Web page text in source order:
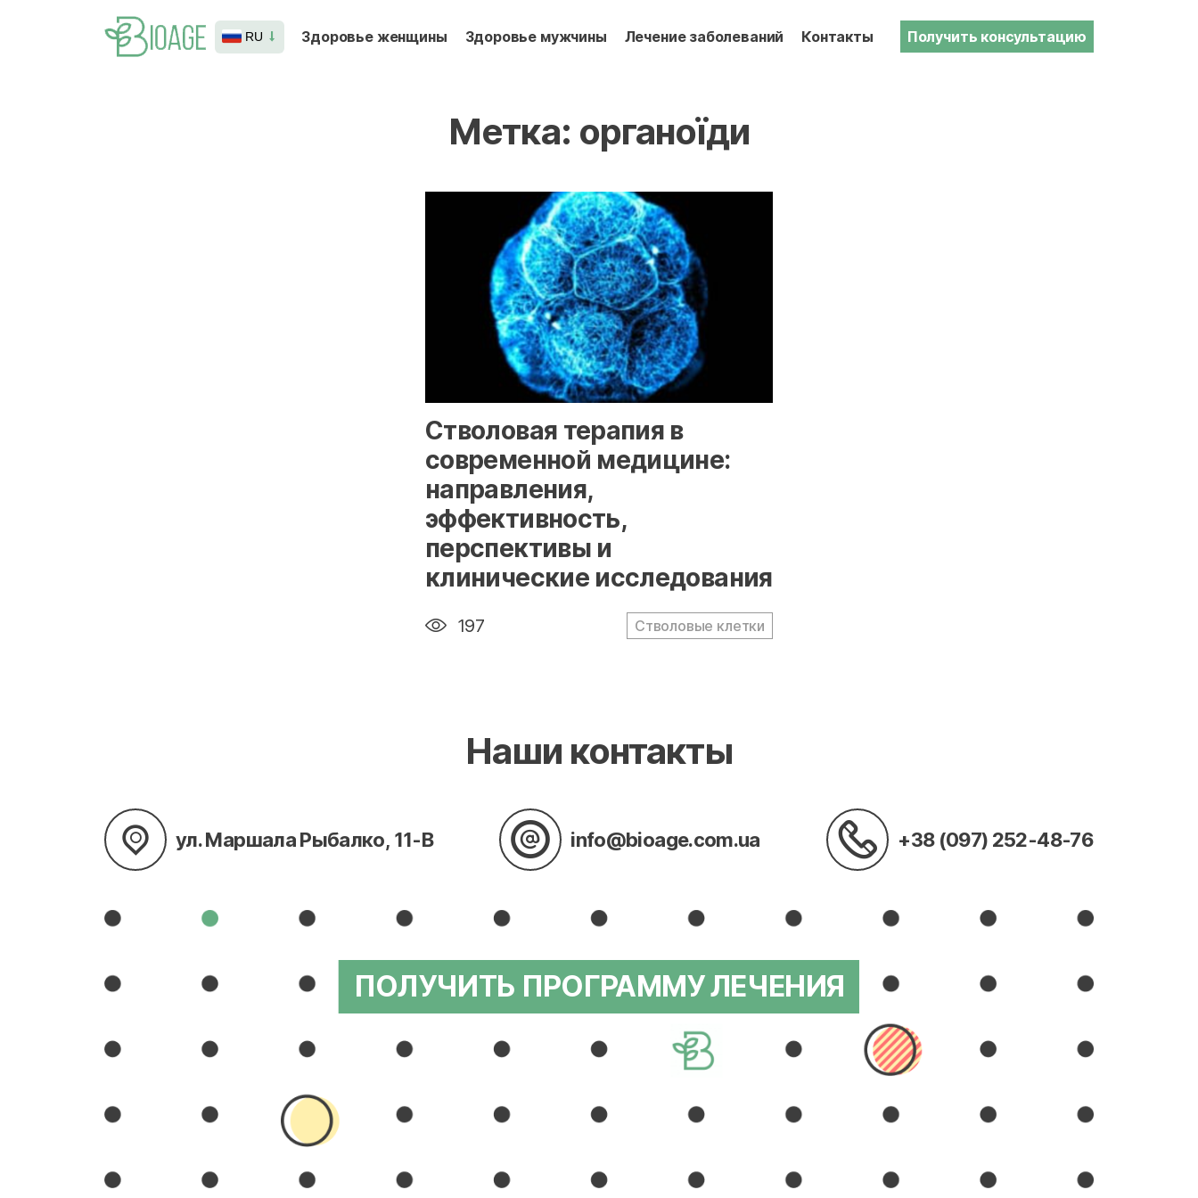
RU Здоровье женщины Здоровье мужчины Лечение заболеваний Контакты Получить консультацию
Метка: органоїди
" alt="loading" class="img-responsive"/>
Стволовая терапия в
современной медицине:
направления,
эффективность,
перспективы и
клинические исследования
197 Стволовые клетки
Наши контакты
ул. Маршала Рыбалко, 11-В info@bioage.com.ua +38 (097) 252-48-76
ПОЛУЧИТЬ ПРОГРАММУ ЛЕЧЕНИЯ